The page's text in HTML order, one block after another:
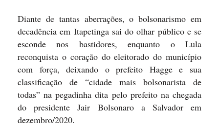
Diante de tantas aberrações, o bolsonarismo em
decadência em Itapetinga sai do olhar público e se
esconde nos bastidores, enquanto o Lula
reconquista o coração do eleitorado do município
com força, deixando o prefeito Hagge e sua
classificação de “cidade mais bolsonarista de
todas” na pegadinha dita pelo prefeito na chegada
do presidente Jair Bolsonaro a Salvador em
dezembro/2020.